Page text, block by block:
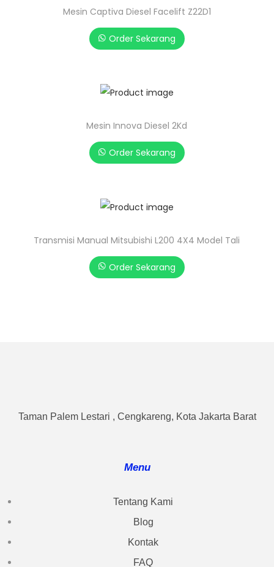
Mesin Captiva Diesel Facelift Z22D1
Order Sekarang
Mesin Innova Diesel 2Kd
Order Sekarang
Transmisi Manual Mitsubishi L200 4X4 Model Tali
Order Sekarang
Taman Palem Lestari , Cengkareng, Kota Jakarta Barat
Menu
Tentang Kami
Blog
Kontak
FAQ